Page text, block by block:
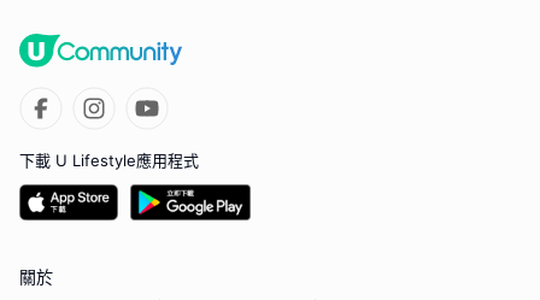
下載 U Lifestyle應用程式
關於